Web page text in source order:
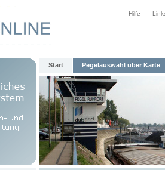
Hilfe
Start Pegelauswahl über Karte